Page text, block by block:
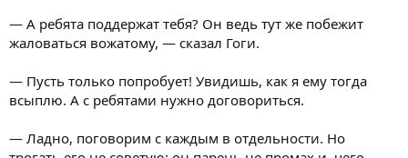
— А ребята поддержат тебя? Он ведь тут же побежит
жаловаться вожатому, — сказал Гоги.
— Пусть только попробует! Увидишь, как я ему тогда
всыплю. А с ребятами нужно договориться.
— Ладно, поговорим с каждым в отдельности. Но